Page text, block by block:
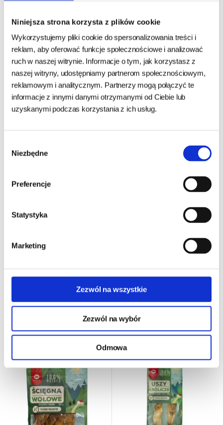
Niniejsza strona korzysta z plików cookie
Wykorzystujemy pliki cookie do spersonalizowania treści i
reklam, aby oferować funkcje społecznościowe i analizować
ruch w naszej witrynie. Informacje o tym, jak korzystasz z
naszej witryny, udostępniamy partnerom społecznościowym,
reklamowym i analitycznym. Partnerzy mogą połączyć te
informacje z innymi danymi otrzymanymi od Ciebie lub
uzyskanymi podczas korzystania z ich usług.
zgody
Niezbędne
Preferencje
Statystyka
Marketing
Zezwól na wszystkie
Zezwól na wybór
Odmowa
DO KOSZYKA
130,00 zł/kg
DO KOSZYKA
Brit Woolf Chicken Rawhide
Twister 100g
14,29 zł
DO KOSZYKA
Brit Woolf Rabbit Chunkies
- towar na magazynie
11,90 zł
DO KOSZYKA